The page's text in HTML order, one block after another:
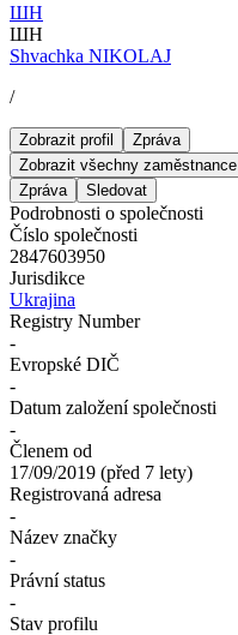
ШН
ШН
Shvachka NIKOLAJ
/
Zobrazit profil
Zpráva
Zobrazit všechny zaměstnance
Zpráva
Sledovat
Podrobnosti o společnosti
Číslo společnosti
2847603950
Jurisdikce
Ukrajina
Registry Number
-
Evropské DIČ
-
Datum založení společnosti
-
Členem od
17/09/2019 (před 7 lety)
Registrovaná adresa
-
Název značky
-
Právní status
-
Stav profilu